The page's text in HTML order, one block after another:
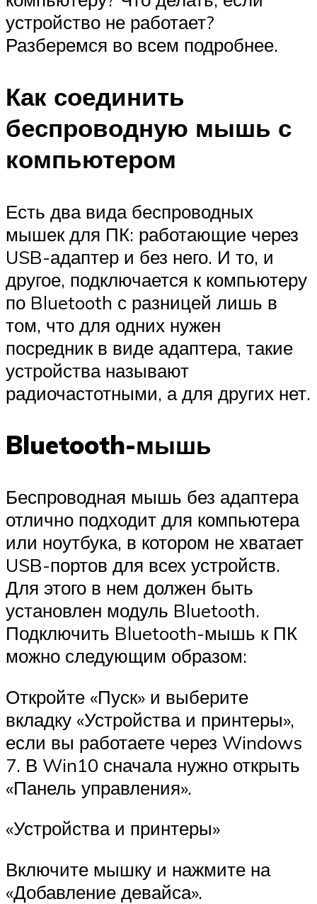
устройство не работает?
Разберемся во всем подробнее.
Как соединить
беспроводную мышь с
компьютером
Есть два вида беспроводных
мышек для ПК: работающие через
USB-адаптер и без него. И то, и
другое, подключается к компьютеру
по Bluetooth с разницей лишь в
том, что для одних нужен
посредник в виде адаптера, такие
устройства называют
радиочастотными, а для других нет.
Bluetooth-мышь
Беспроводная мышь без адаптера
отлично подходит для компьютера
или ноутбука, в котором не хватает
USB-портов для всех устройств.
Для этого в нем должен быть
установлен модуль Bluetooth.
Подключить Bluetooth-мышь к ПК
можно следующим образом:
Откройте «Пуск» и выберите
вкладку «Устройства и принтеры»,
если вы работаете через Windows
7. В Win10 сначала нужно открыть
«Панель управления».
«Устройства и принтеры»
Включите мышку и нажмите на
«Добавление девайса».